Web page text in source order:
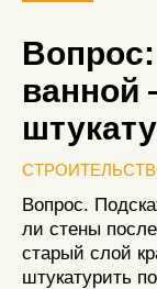
ванной
Вопрос.
ли стены
старый слой
штукатурить